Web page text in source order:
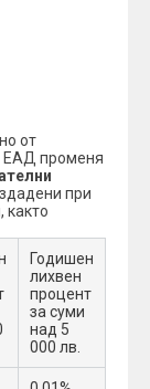
от
ЕАД променя
при
както
Годишен
лихвен
процент
за суми
над 5
000 лв.